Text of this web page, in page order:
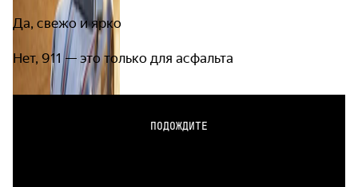
Да, свежо и ярко
Нет, 911 — это только для асфальта
ПОДОЖДИТЕ